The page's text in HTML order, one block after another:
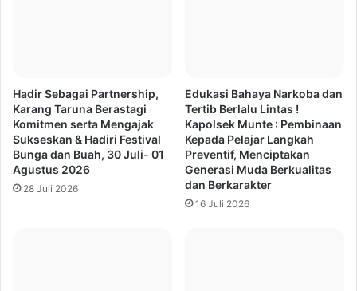
Hadir Sebagai Partnership,
Karang Taruna Berastagi
Komitmen serta Mengajak
Sukseskan & Hadiri Festival
Bunga dan Buah, 30 Juli- 01
Agustus 2026
28 Juli 2026
Edukasi Bahaya Narkoba dan
Tertib Berlalu Lintas !
Kapolsek Munte : Pembinaan
Kepada Pelajar Langkah
Preventif, Menciptakan
Generasi Muda Berkualitas
dan Berkarakter
16 Juli 2026